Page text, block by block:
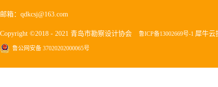
邮箱：qdkcsj@163.com
Copyright ©2018 - 2021 青岛市勘察设计协会 鲁ICP备13002669号-1 犀牛云
鲁公网安备 37020202000065号